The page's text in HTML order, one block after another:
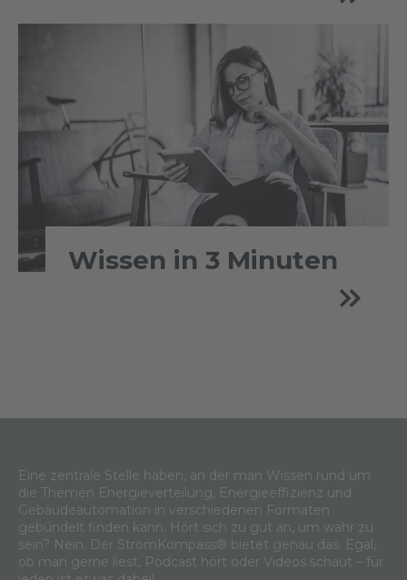
Wissen in 3 Minuten
Eine zentrale Stelle haben, an der man Wissen rund um
die Themen Energieverteilung, Energieeffizienz und
Gebäudeautomation in verschiedenen Formaten
gebündelt finden kann. Hört sich zu gut an, um wahr zu
sein? Nein. Der StromKompass® bietet genau das. Egal,
ob man gerne liest, Podcast hört oder Videos schaut – für